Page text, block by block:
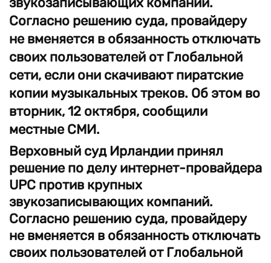
Согласно решению суда, провайдеру
не вменяется в обязанность отключать
своих пользователей от Глобальной
сети, если они скачивают пиратские
копии музыкальных треков. Об этом во
вторник, 12 октября, сообщили
местные СМИ.
Верховный суд Ирландии принял
решение по делу интернет-провайдера
UPC против крупных
звукозаписывающих компаний.
Согласно решению суда, провайдеру
не вменяется в обязанность отключать
своих пользователей от Глобальной